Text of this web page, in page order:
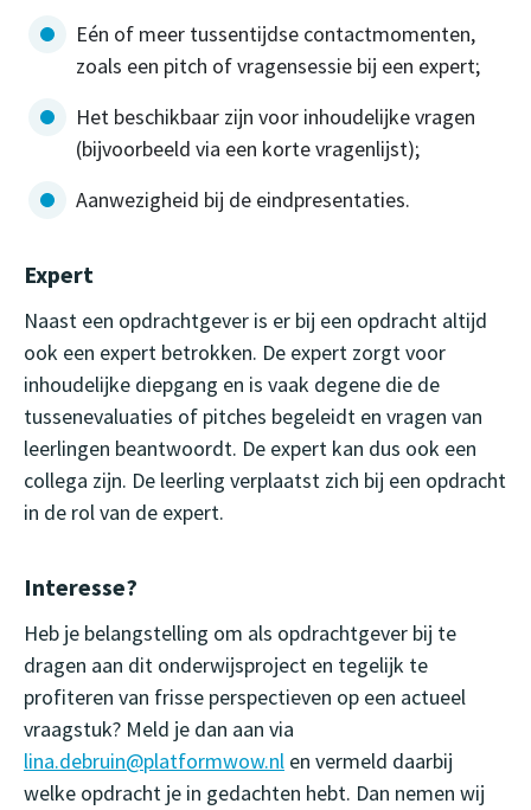
Eén of meer tussentijdse contactmomenten,
zoals een pitch of vragensessie bij een expert;
Het beschikbaar zijn voor inhoudelijke vragen
(bijvoorbeeld via een korte vragenlijst);
Aanwezigheid bij de eindpresentaties.
Expert
Naast een opdrachtgever is er bij een opdracht altijd
ook een expert betrokken. De expert zorgt voor
inhoudelijke diepgang en is vaak degene die de
tussenevaluaties of pitches begeleidt en vragen van
leerlingen beantwoordt. De expert kan dus ook een
collega zijn. De leerling verplaatst zich bij een opdracht
in de rol van de expert.
Interesse?
Heb je belangstelling om als opdrachtgever bij te
dragen aan dit onderwijsproject en tegelijk te
profiteren van frisse perspectieven op een actueel
vraagstuk? Meld je dan aan via
lina.debruin@platformwow.nl en vermeld daarbij
welke opdracht je in gedachten hebt. Dan nemen wij